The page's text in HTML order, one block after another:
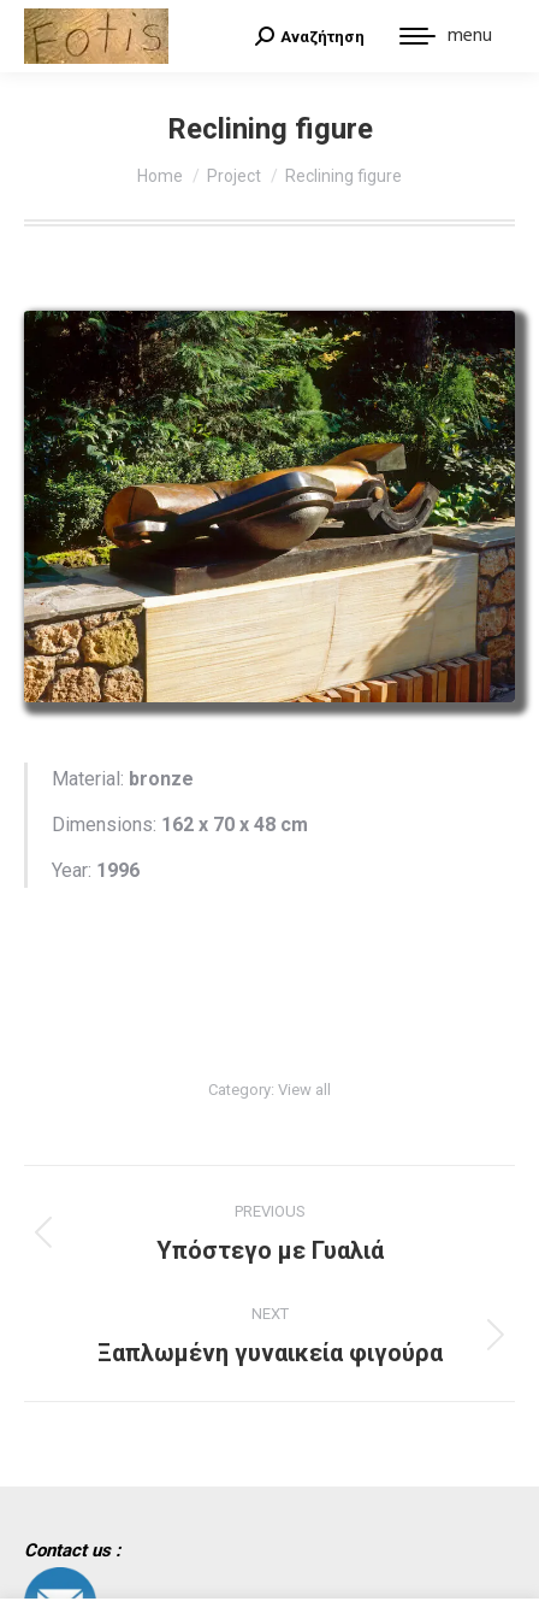
menu
Search:
Αναζήτηση
Reclining figure
You are here:
Home Project Reclining figure
Material: bronze
Dimensions: 162 x 70 x 48 cm
Year: 1996
Category: View all
navigation
PREVIOUS
Previous
Υπόστεγο με Γυαλιά
NEXT
Next
Ξαπλωμένη γυναικεία φιγούρα
Contact us :